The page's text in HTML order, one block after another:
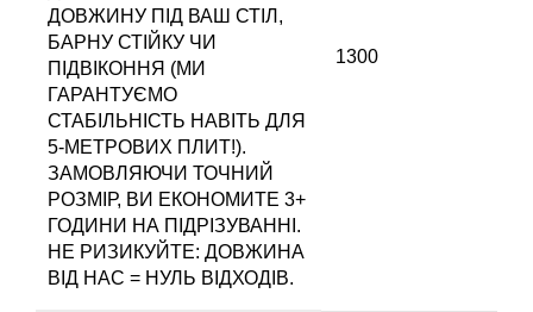
ДОВЖИНУ ПІД ВАШ СТІЛ,
БАРНУ СТІЙКУ ЧИ
ПІДВІКОННЯ (МИ
ГАРАНТУЄМО
СТАБІЛЬНІСТЬ НАВІТЬ ДЛЯ
5-МЕТРОВИХ ПЛИТ!).
ЗАМОВЛЯЮЧИ ТОЧНИЙ
РОЗМІР, ВИ ЕКОНОМИТЕ 3+
ГОДИНИ НА ПІДРІЗУВАННІ.
НЕ РИЗИКУЙТЕ: ДОВЖИНА
ВІД НАС = НУЛЬ ВІДХОДІВ.
1300